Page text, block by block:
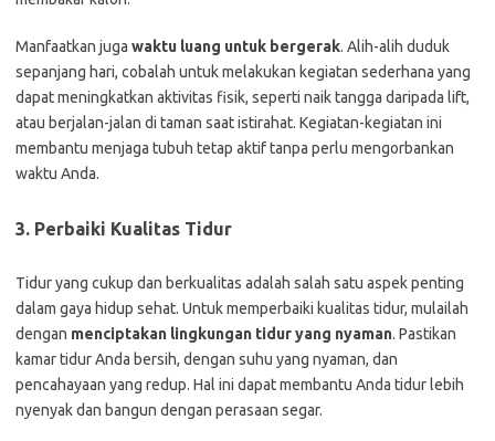
Manfaatkan juga waktu luang untuk bergerak. Alih-alih duduk
sepanjang hari, cobalah untuk melakukan kegiatan sederhana yang
dapat meningkatkan aktivitas fisik, seperti naik tangga daripada lift,
atau berjalan-jalan di taman saat istirahat. Kegiatan-kegiatan ini
membantu menjaga tubuh tetap aktif tanpa perlu mengorbankan
waktu Anda.
3. Perbaiki Kualitas Tidur
Tidur yang cukup dan berkualitas adalah salah satu aspek penting
dalam gaya hidup sehat. Untuk memperbaiki kualitas tidur, mulailah
dengan menciptakan lingkungan tidur yang nyaman. Pastikan
kamar tidur Anda bersih, dengan suhu yang nyaman, dan
pencahayaan yang redup. Hal ini dapat membantu Anda tidur lebih
nyenyak dan bangun dengan perasaan segar.